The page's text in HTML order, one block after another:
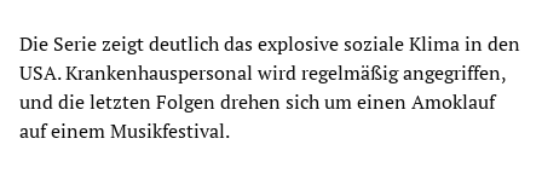
Die Serie zeigt deutlich das explosive soziale Klima in den
USA. Krankenhauspersonal wird regelmäßig angegriffen,
und die letzten Folgen drehen sich um einen Amoklauf
auf einem Musikfestival.